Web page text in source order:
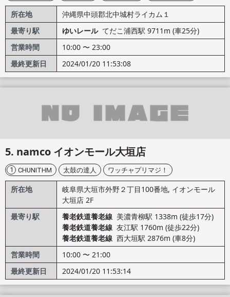
所在地
沖縄県中頭郡北中城村ライカム１
最寄り駅
ゆいレール てだこ浦西駅 9711m (車25分)
営業時間
10:00 〜 23:00
最終更新日
2024/01/20 11:53:08
namco イオンモール大垣店
1 CHUNITHM 太鼓の達人 ワッチャプリマジ！
所在地
岐阜県大垣市外野２丁目100番地, イオンモール
大垣店 2F
最寄り駅
養老鉄道養老線 美濃青柳駅 1338m (徒歩17分)
養老鉄道養老線 友江駅 1760m (徒歩22分)
養老鉄道養老線 西大垣駅 2876m (車8分)
営業時間
10:00 〜 21:00
最終更新日
2024/01/20 11:53:14